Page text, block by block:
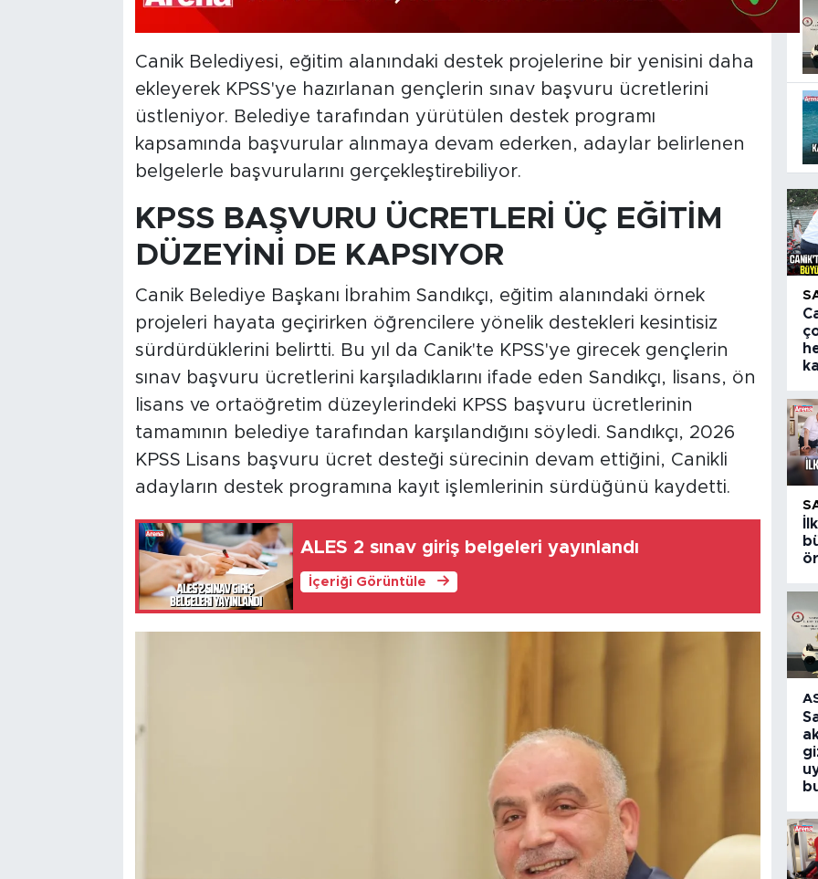
Canik Belediyesi, eğitim alanındaki destek projelerine bir yenisini daha
ekleyerek KPSS'ye hazırlanan gençlerin sınav başvuru ücretlerini
üstleniyor. Belediye tarafından yürütülen destek programı
kapsamında başvurular alınmaya devam ederken, adaylar belirlenen
belgelerle başvurularını gerçekleştirebiliyor.
KPSS BAŞVURU ÜCRETLERİ ÜÇ EĞİTİM
DÜZEYİNİ DE KAPSIYOR
Canik Belediye Başkanı İbrahim Sandıkçı, eğitim alanındaki örnek
projeleri hayata geçirirken öğrencilere yönelik destekleri kesintisiz
sürdürdüklerini belirtti. Bu yıl da Canik'te KPSS'ye girecek gençlerin
sınav başvuru ücretlerini karşıladıklarını ifade eden Sandıkçı, lisans, ön
lisans ve ortaöğretim düzeylerindeki KPSS başvuru ücretlerinin
tamamının belediye tarafından karşılandığını söyledi. Sandıkçı, 2026
KPSS Lisans başvuru ücret desteği sürecinin devam ettiğini, Canikli
adayların destek programına kayıt işlemlerinin sürdüğünü kaydetti.
ALES 2 sınav giriş belgeleri yayınlandı
İçeriği Görüntüle